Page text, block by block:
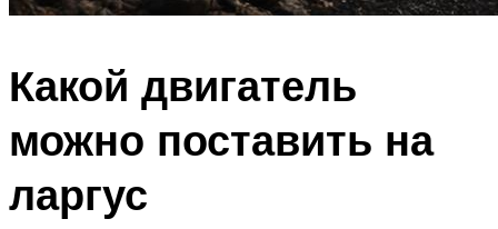
Какой двигатель
можно поставить на
ларгус